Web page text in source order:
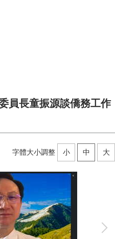
員長童振源談僑務工作
字體大小調整 小 中 大